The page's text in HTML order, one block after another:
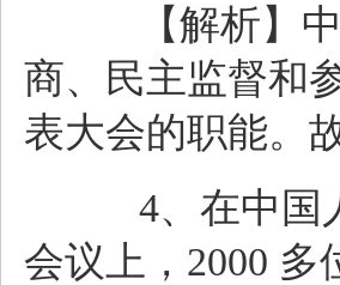
【解析】中
商、民主监督和
表大会的职能。
4、在中国人
会议上，2000